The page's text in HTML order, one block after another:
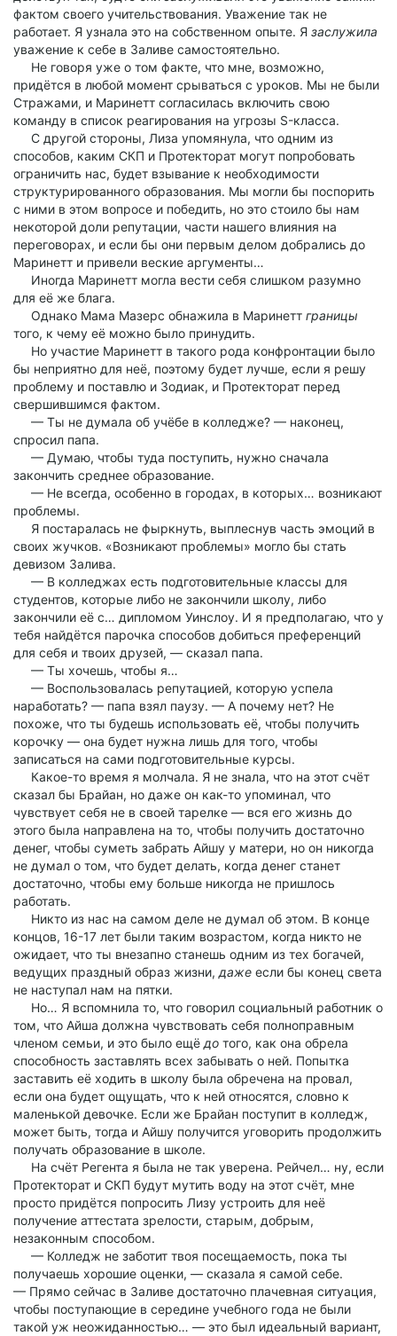
фактом своего учительствования. Уважение так не
работает. Я узнала это на собственном опыте. Я заслужила
уважение к себе в Заливе самостоятельно.
Не говоря уже о том факте, что мне, возможно,
придётся в любой момент срываться с уроков. Мы не были
Стражами, и Маринетт согласилась включить свою
команду в список реагирования на угрозы S-класса.
С другой стороны, Лиза упомянула, что одним из
способов, каким СКП и Протекторат могут попробовать
ограничить нас, будет взывание к необходимости
структурированного образования. Мы могли бы поспорить
с ними в этом вопросе и победить, но это стоило бы нам
некоторой доли репутации, части нашего влияния на
переговорах, и если бы они первым делом добрались до
Маринетт и привели веские аргументы…
Иногда Маринетт могла вести себя слишком разумно
для её же блага.
Однако Мама Мазерс обнажила в Маринетт границы
того, к чему её можно было принудить.
Но участие Маринетт в такого рода конфронтации было
бы неприятно для неё, поэтому будет лучше, если я решу
проблему и поставлю и Зодиак, и Протекторат перед
свершившимся фактом.
— Ты не думала об учёбе в колледже? — наконец,
спросил папа.
— Думаю, чтобы туда поступить, нужно сначала
закончить среднее образование.
— Не всегда, особенно в городах, в которых… возникают
проблемы.
Я постаралась не фыркнуть, выплеснув часть эмоций в
своих жучков. «Возникают проблемы» могло бы стать
девизом Залива.
— В колледжах есть подготовительные классы для
студентов, которые либо не закончили школу, либо
закончили её с… дипломом Уинслоу. И я предполагаю, что у
тебя найдётся парочка способов добиться преференций
для себя и твоих друзей, — сказал папа.
— Ты хочешь, чтобы я…
— Воспользовалась репутацией, которую успела
наработать? — папа взял паузу. — А почему нет? Не
похоже, что ты будешь использовать её, чтобы получить
корочку — она будет нужна лишь для того, чтобы
записаться на сами подготовительные курсы.
Какое-то время я молчала. Я не знала, что на этот счёт
сказал бы Брайан, но даже он как-то упоминал, что
чувствует себя не в своей тарелке — вся его жизнь до
этого была направлена на то, чтобы получить достаточно
денег, чтобы суметь забрать Айшу у матери, но он никогда
не думал о том, что будет делать, когда денег станет
достаточно, чтобы ему больше никогда не пришлось
работать.
Никто из нас на самом деле не думал об этом. В конце
концов, 16-17 лет были таким возрастом, когда никто не
ожидает, что ты внезапно станешь одним из тех богачей,
ведущих праздный образ жизни, даже если бы конец света
не наступал нам на пятки.
Но… Я вспомнила то, что говорил социальный работник о
том, что Айша должна чувствовать себя полноправным
членом семьи, и это было ещё до того, как она обрела
способность заставлять всех забывать о ней. Попытка
заставить её ходить в школу была обречена на провал,
если она будет ощущать, что к ней относятся, словно к
маленькой девочке. Если же Брайан поступит в колледж,
может быть, тогда и Айшу получится уговорить продолжить
получать образование в школе.
На счёт Регента я была не так уверена. Рейчел… ну, если
Протекторат и СКП будут мутить воду на этот счёт, мне
просто придётся попросить Лизу устроить для неё
получение аттестата зрелости, старым, добрым,
незаконным способом.
— Колледж не заботит твоя посещаемость, пока ты
получаешь хорошие оценки, — сказала я самой себе.
— Прямо сейчас в Заливе достаточно плачевная ситуация,
чтобы поступающие в середине учебного года не были
такой уж неожиданностью… — это был идеальный вариант,